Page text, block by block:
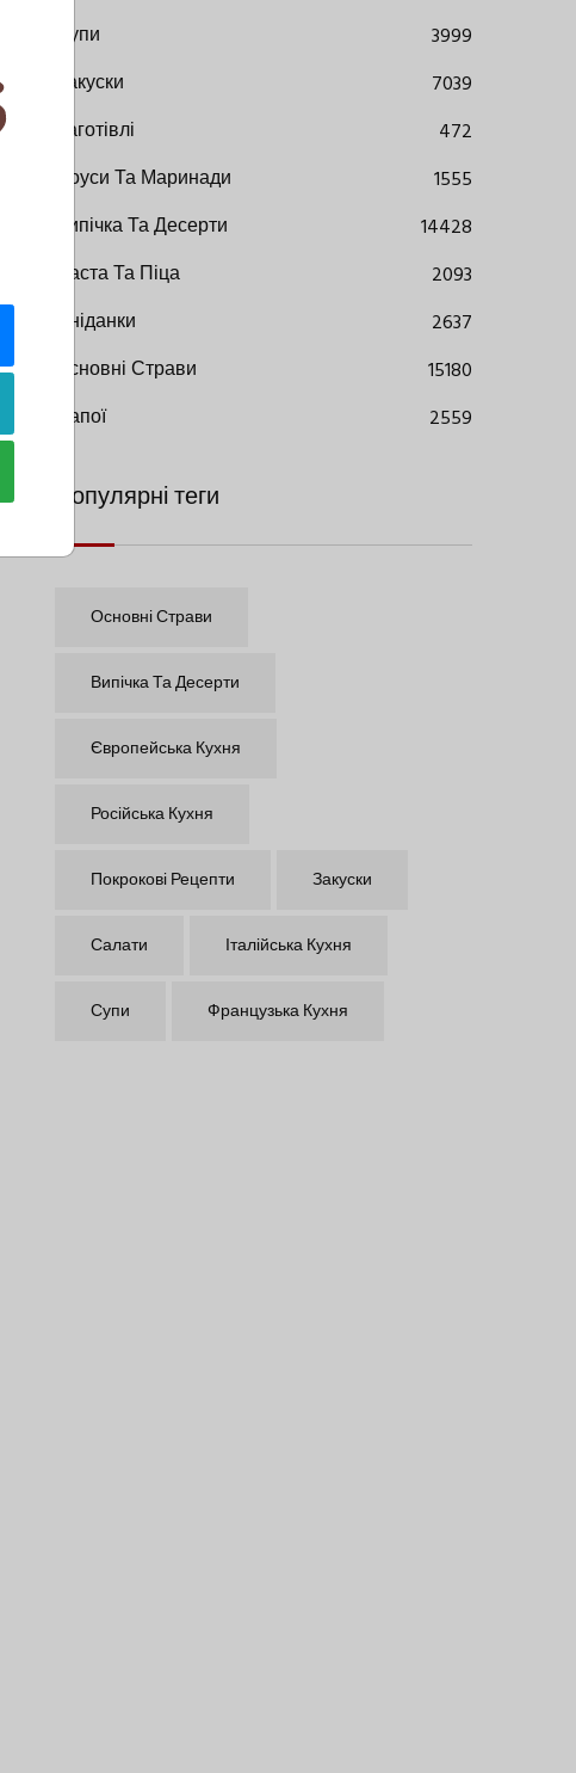
Супи
3999
Закуски
7039
Заготівлі
472
Соуси Та Маринади
1555
Випічка Та Десерти
14428
Паста Та Піца
2093
Сніданки
2637
Основні Страви
15180
Напої
2559
Популярні теги
Основні Страви
Випічка Та Десерти
Європейська Кухня
Російська Кухня
Покрокові Рецепти Закуски
Салати Італійська Кухня
Супи Французька Кухня